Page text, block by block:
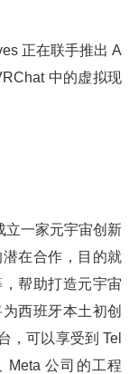
正在联手推出 A
中的虚拟现
立一家元宇宙创新
在合作，目的就
帮助打造元宇宙
西班牙本土初创
，可以享受到 Tel
Meta 公司的工程